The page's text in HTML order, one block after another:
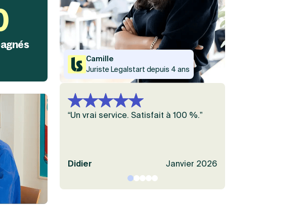
Camille
Juriste Legalstart depuis 4 ans
“Un vrai service. Satisfait à 100 %.”
Didier Janvier 2026
page 1
page 2
page 3
page 4
page 5